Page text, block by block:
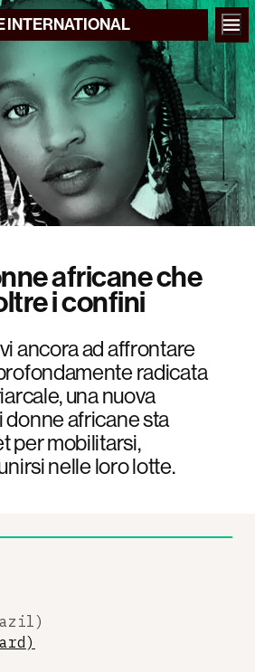
INTERNATIONAL
africane che
i confini
ancora ad affrontare
radicata
una nuova
africane sta
per mobilitarsi,
nelle loro lotte.